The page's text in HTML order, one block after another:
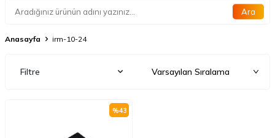
Ara
Anasayfa irm-10-24
Filtre
%43